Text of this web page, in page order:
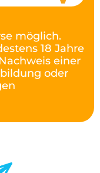
möglich.
18 Jahre
einer
oder